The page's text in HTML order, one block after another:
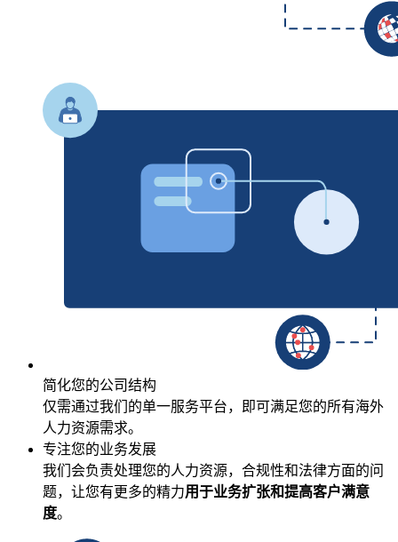
简化您的公司结构
仅需通过我们的单一服务平台，即可满足您的所有海外
人力资源需求。
专注您的业务发展
我们会负责处理您的人力资源，合规性和法律方面的问
题，让您有更多的精力用于业务扩张和提高客户满意
度。